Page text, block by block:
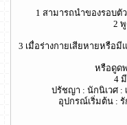
1 สามารถนำของรอบตั
2
3 เมื่อร่างกายเสียหายหรือ
หรือดูด
4
ปรัชญา : นักนิเวศ :
อุปกรณ์เริ่มต้น : รั